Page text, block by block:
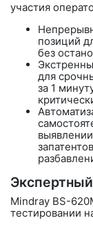
участия
позиций
без
для
за 1
Mindray BS-
тестировании